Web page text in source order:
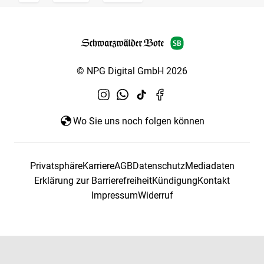
© NPG Digital GmbH 2026
Wo Sie uns noch folgen können
PrivatsphäreKarriereAGBDatenschutzMediadaten
Erklärung zur BarrierefreiheitKündigungKontakt
ImpressumWiderruf